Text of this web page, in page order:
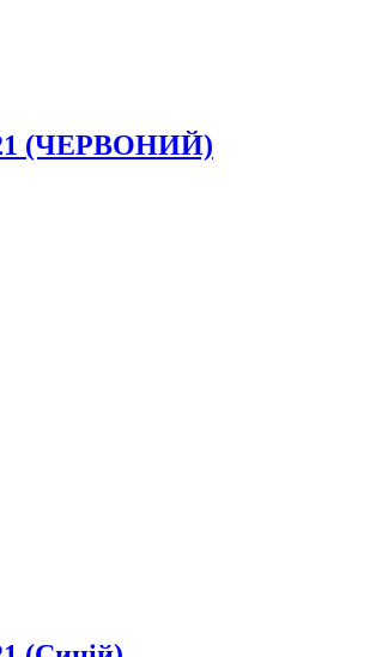
(ЧЕРВОНИЙ)